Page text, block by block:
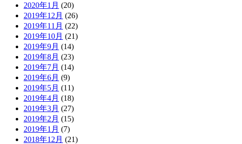
2020年1月 (20)
2019年12月 (26)
2019年11月 (22)
2019年10月 (21)
2019年9月 (14)
2019年8月 (23)
2019年7月 (14)
2019年6月 (9)
2019年5月 (11)
2019年4月 (18)
2019年3月 (27)
2019年2月 (15)
2019年1月 (7)
2018年12月 (21)